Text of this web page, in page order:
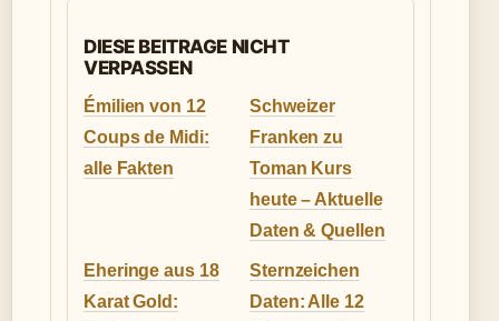
DIESE BEITRAGE NICHT
VERPASSEN
Émilien von 12
Coups de Midi:
alle Fakten
Schweizer
Franken zu
Toman Kurs
heute – Aktuelle
Daten & Quellen
Eheringe aus 18
Karat Gold:
Sternzeichen
Daten: Alle 12